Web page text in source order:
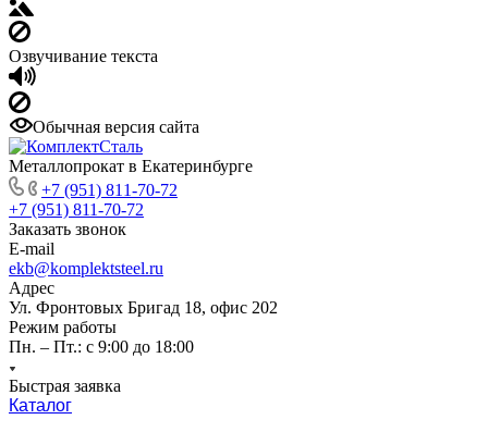
Озвучивание текста
Обычная версия сайта
Металлопрокат в Екатеринбурге
+7 (951) 811-70-72
+7 (951) 811-70-72
Заказать звонок
E-mail
ekb@komplektsteel.ru
Адрес
Ул. Фронтовых Бригад 18, офис 202
Режим работы
Пн. – Пт.: с 9:00 до 18:00
Быстрая заявка
Каталог